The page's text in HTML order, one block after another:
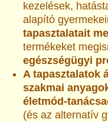
kezelések,
alapító
tapasztalatait
termékeket
egészségügyi
A tapasztalatok
szakmai
életmód-
(és az alternatív